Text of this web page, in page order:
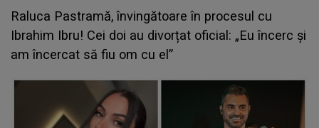
Raluca Pastramă, învingătoare în procesul cu
Ibrahim Ibru! Cei doi au divorțat oficial: „Eu încerc și
am încercat să fiu om cu el”